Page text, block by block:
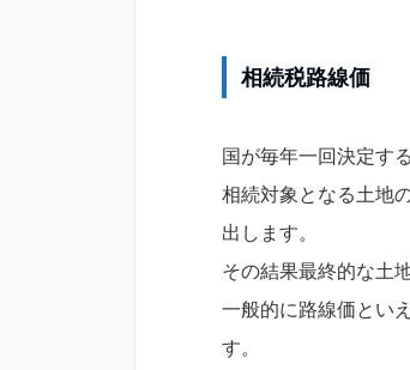
相続税路線価
国が毎年一回決定す
相続対象となる土地
出します。
その結果最終的な土
一般的に路線価とい
す。